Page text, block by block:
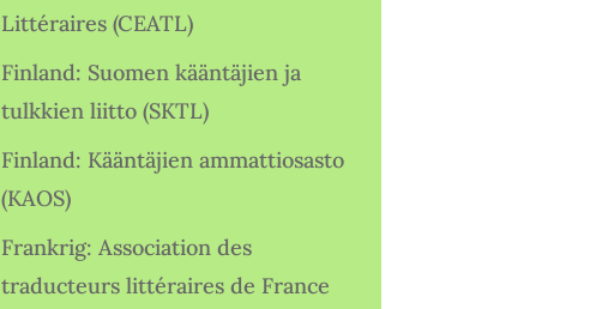
Littéraires (CEATL)
Finland: Suomen kääntäjien ja
tulkkien liitto (SKTL)
Finland: Kääntäjien ammattiosasto
(KAOS)
Frankrig: Association des
traducteurs littéraires de France